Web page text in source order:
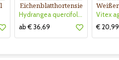
Eichenblatthortensie
Hydrangea quercifolia 'Snow Queen'
ab € 36,69
€ 20,99